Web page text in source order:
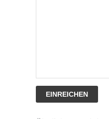
EINREICHEN